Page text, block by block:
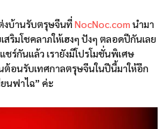
งบ้านรับตรุษจีนที่NocNoc.com นำมา
ริมโชคลาภให้เฮงๆ ปังๆ ตลอดปีกันเลย
ร์กันแล้ว เรายังมีโปรโมชั่นพิเศษ
อนรับเทศกาลตรุษจีนในปีนี้มาให้อีก
นฟาไฉ” ค่ะ